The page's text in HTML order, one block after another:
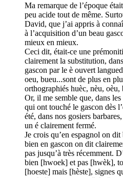
Ma remarque de l’époque
peu acide tout de même.
David, que j’ai appris à
à l’acquisition d’un beau
mieux en mieux.
Ceci dit, était-ce une
clairement la substitution,
gascon par le è ouvert
oeu, bueu...sont de plus en
orthographiés huèc, nèu, oèu,
Or, il me semble que, dans
qui ont touché le gascon dès
été, dans nos gosiers
un é clairement fermé.
Je crois qu’en espagnol on
bien en gascon on dit
pas jusqu’à très récemment.
bien [hwoek] et pas [hwèk],
[hoeste] mais [hèste], signes